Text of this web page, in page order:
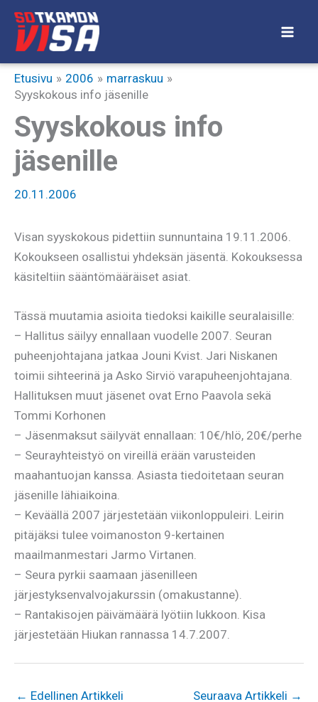
Siirry
sisältöön
Etusivu 2006
marraskuu
Syyskokous info jäsenille
Syyskokous info
jäsenille
20.11.2006
Visan syyskokous pidettiin sunnuntaina 19.11.2006.
Kokoukseen osallistui yhdeksän jäsentä. Kokouksessa
käsiteltiin sääntömääräiset asiat.
Tässä muutamia asioita tiedoksi kaikille seuralaisille:
– Hallitus säilyy ennallaan vuodelle 2007. Seuran
puheenjohtajana jatkaa Jouni Kvist. Jari Niskanen
toimii sihteerinä ja Asko Sirviö varapuheenjohtajana.
Hallituksen muut jäsenet ovat Erno Paavola sekä
Tommi Korhonen
– Jäsenmaksut säilyvät ennallaan: 10€/hlö, 20€/perhe
– Seurayhteistyö on vireillä erään varusteiden
maahantuojan kanssa. Asiasta tiedoitetaan seuran
jäsenille lähiaikoina.
– Keväällä 2007 järjestetään viikonloppuleiri. Leirin
pitäjäksi tulee voimanoston 9-kertainen
maailmanmestari Jarmo Virtanen.
– Seura pyrkii saamaan jäsenilleen
järjestyksenvalvojakurssin (omakustanne).
– Rantakisojen päivämäärä lyötiin lukkoon. Kisa
järjestetään Hiukan rannassa 14.7.2007.
← Edellinen Artikkeli Seuraava Artikkeli →